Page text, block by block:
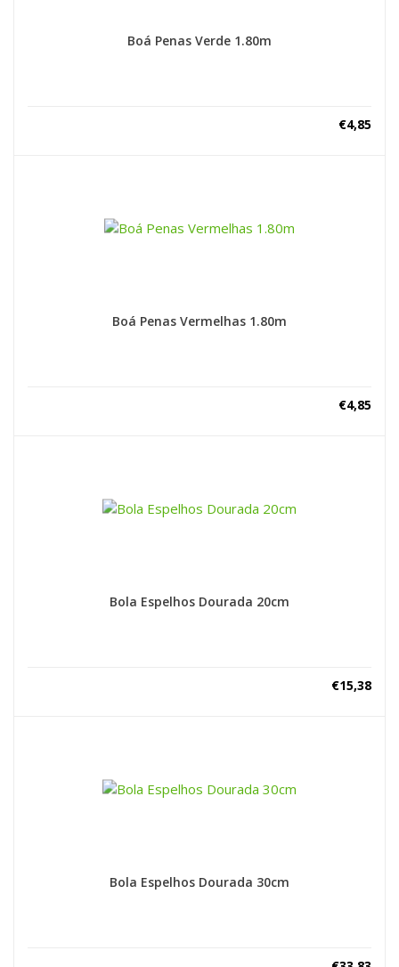
Boá Penas Verde 1.80m
€4,85
Boá Penas Vermelhas 1.80m
€4,85
Bola Espelhos Dourada 20cm
€15,38
Bola Espelhos Dourada 30cm